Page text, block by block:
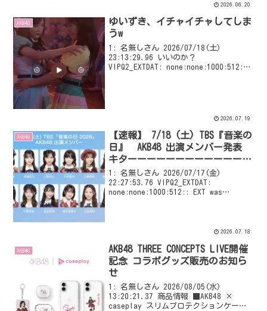
2026.06.20
AKB48
ゆいずき、イチャイチャしてしま
うw
1: 名無しさん 2026/07/18(土)
23:13:29.96 いいのか？
VIPQ2_EXTDAT: none:none:1000:512::
2026.07.19
AKB48
【速報】 7/18 (土) TBS『音楽の
日』 AKB48 出演メンバー発表
キターーーーーーーーーーーーー
ー
1: 名無しさん 2026/07/17(金)
22:27:53.76 VIPQ2_EXTDAT:
none:none:1000:512:: EXT was
2026.07.18
AKB48
AKB48 THREE CONCEPTS LIVE開催
記念 コラボグッズ販売のお知ら
せ
1: 名無しさん 2026/08/05(水)
13:20:21.37 商品情報 ■AKB48 ×
caseplay スリムプロテクションケース